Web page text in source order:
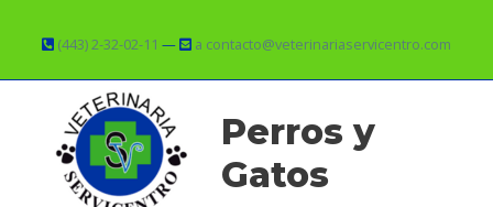
(443) 2-32-02-11 — a contacto@veterinariaservicentro.com
Perros y
Gatos
PRINCIPAL